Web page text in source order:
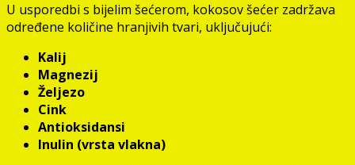
U usporedbi s bijelim šećerom, kokosov šećer zadržava
određene količine hranjivih tvari, uključujući:
Kalij
Magnezij
Željezo
Cink
Antioksidansi
Inulin (vrsta vlakna)